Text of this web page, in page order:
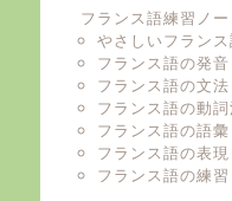
フランス語練習ノー
やさしいフラン
フランス語の発音
フランス語の文法
フランス語の動詞
フランス語の語彙
フランス語の表現
フランス語の練習